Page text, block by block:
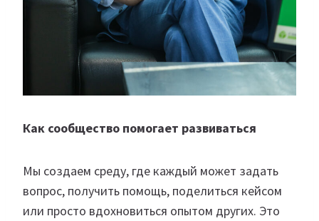
Как сообщество помогает развиваться
Мы создаем среду, где каждый может задать
вопрос, получить помощь, поделиться кейсом
или просто вдохновиться опытом других. Это